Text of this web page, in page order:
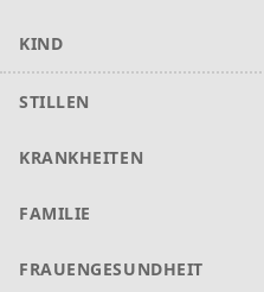
KIND
STILLEN
KRANKHEITEN
FAMILIE
FRAUENGESUNDHEIT